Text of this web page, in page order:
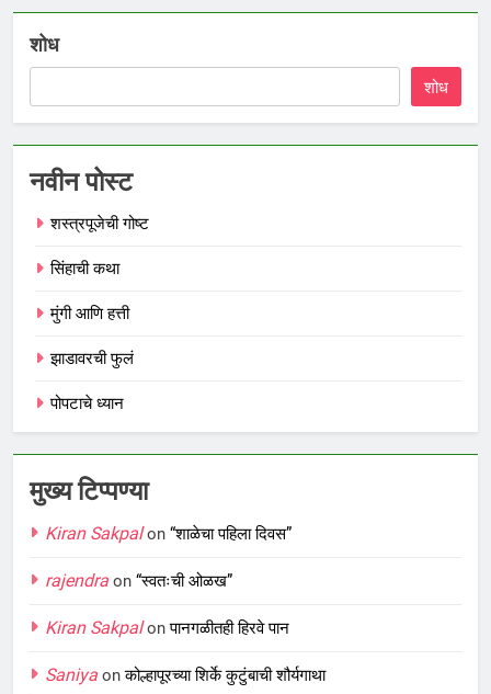
शोध
शोध
नवीन पोस्ट
शस्त्रपूजेची गोष्ट
सिंहाची कथा
मुंगी आणि हत्ती
झाडावरची फुलं
पोपटाचे ध्यान
मुख्य टिप्पण्या
Kiran Sakpalon “शाळेचा पहिला दिवस”
rajendra on “स्वतःची ओळख”
Kiran Sakpalonपानगळीतही हिरवे पान
Saniya onकोल्हापूरच्या शिर्के कुटुंबाची शौर्यगाथा